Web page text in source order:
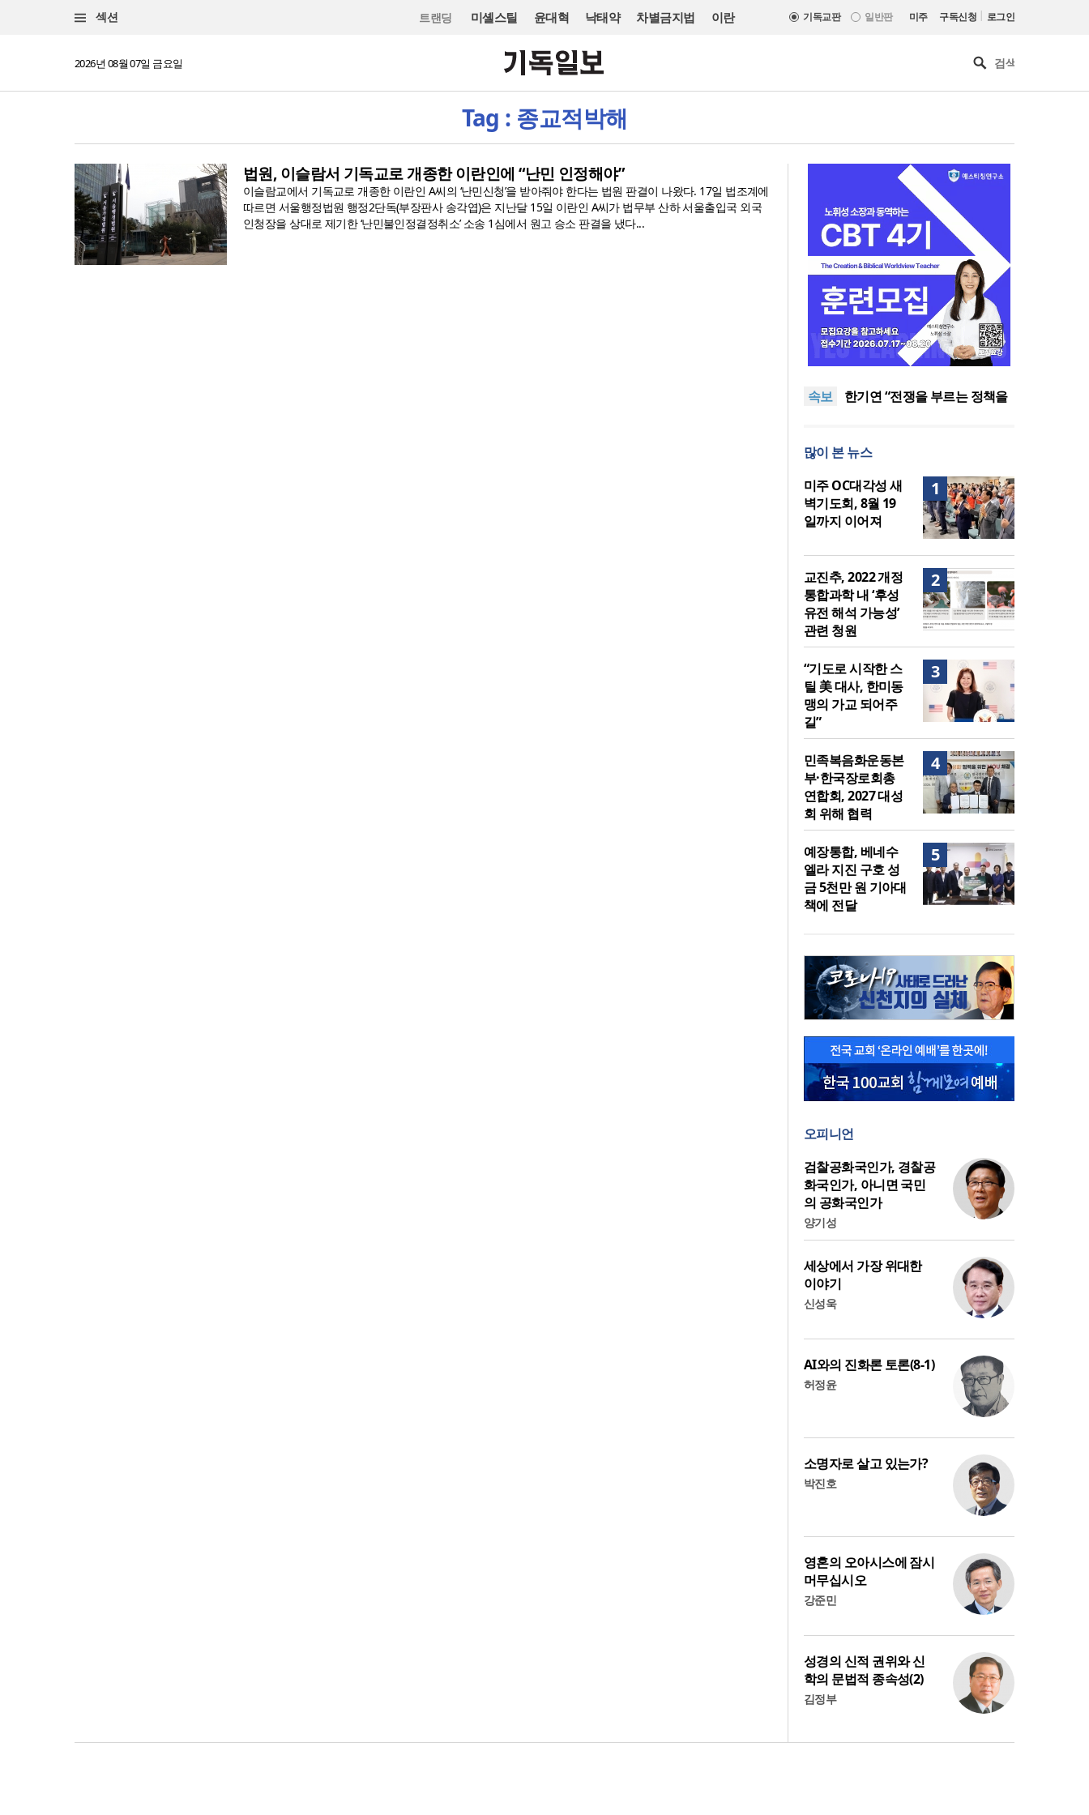
섹션 트랜딩 미셸스틸 윤대혁 낙태약 차별금지법 이란 기독교판 일반판 미주 구독신청 | 로그인
2026년 08월 07일 금요일
Tag : 종교적박해
법원, 이슬람서 기독교로 개종한 이란인에 “난민 인정해야”
이슬람교에서 기독교로 개종한 이란인 A씨의 ‘난민신청’을 받아줘야 한다는 법원 판결이 나왔다. 17일 법조계에
따르면 서울행정법원 행정2단독(부장판사 송각엽)은 지난달 15일 이란인 A씨가 법무부 산하 서울출입국 외국
인청장을 상대로 제기한 ‘난민불인정결정취소’ 소송 1심에서 원고 승소 판결을 냈다...
속보
“한국 복음의 시작에는 미국보
한미동맹의 가교 되어주길”
한기연 “전쟁을 부르는 정책을
회총연합회, 2027 대성회 위해
“한국 복음의 시작에는 미국보
다 먼저 일본이 있었습니다”
“기도로 시작한 스틸 美 대사,
한미동맹의 가교 되어주길”
많이 본 뉴스
1
미주 OC대각성 새
벽기도회, 8월 19
일까지 이어져
2
교진추, 2022 개정
통합과학 내 ‘후성
유전 해석 가능성’
관련 청원
3
“기도로 시작한 스
틸 美 대사, 한미동
맹의 가교 되어주
길”
4
민족복음화운동본
부·한국장로회총
연합회, 2027 대성
회 위해 협력
5
예장통합, 베네수
엘라 지진 구호 성
금 5천만 원 기아대
책에 전달
오피니언
검찰공화국인가, 경찰공
화국인가, 아니면 국민
의 공화국인가
양기성
세상에서 가장 위대한
이야기
신성욱
AI와의 진화론 토론(8-1)
허정윤
소명자로 살고 있는가?
박진호
영혼의 오아시스에 잠시
머무십시오
강준민
성경의 신적 권위와 신
학의 문법적 종속성(2)
김정부